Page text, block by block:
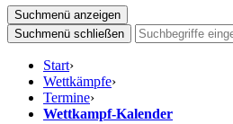
Suchmenü anzeigen
Suchmenü schließen
Start›
Wettkämpfe›
Termine›
Wettkampf-Kalender